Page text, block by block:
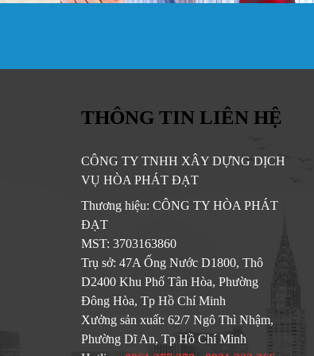
THÔNG TIN LIÊN HỆ
CÔNG TY TNHH XÂY DỰNG DỊCH
VỤ HÒA PHÁT ĐẠT
Thương hiệu: CÔNG TY HÒA PHÁT
ĐẠT
MST: 3703163860
Trụ sở: 47A Ống Nước D1800, Thô
D2400 Khu Phố Tân Hòa, Phường
Đông Hòa, Tp Hồ Chí Minh
Xưởng sản xuất: 62/7 Ngô Thì Nhậm,
Phường Dĩ An, Tp Hồ Chí Minh